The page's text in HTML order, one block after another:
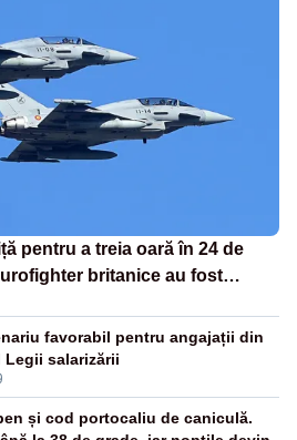
pentru a treia oară în 24 de
britanice au fost
favorabil pentru angajații din
salarizării
și cod portocaliu de caniculă.